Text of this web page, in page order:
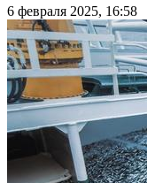
6 февраля 2025, 16:58